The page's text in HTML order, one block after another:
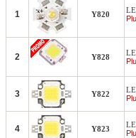
1 Y820
2 Y828
3 Y822
4 Y823